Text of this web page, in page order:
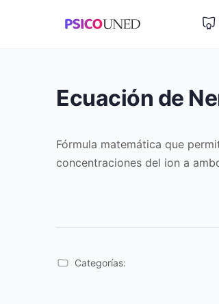
Ecuación de
Fórmula matemática que
concentraciones del ion a
Categorías: